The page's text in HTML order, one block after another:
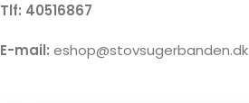
Tlf: 40516867
E-mail: eshop@stovsugerbanden.dk